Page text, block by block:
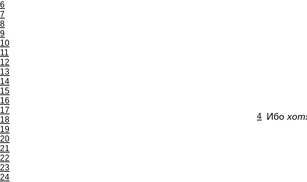
6
7
8
9
10
11
12
13
14
15
16
17
18
19
20
21
22
23
24
4 Ибо